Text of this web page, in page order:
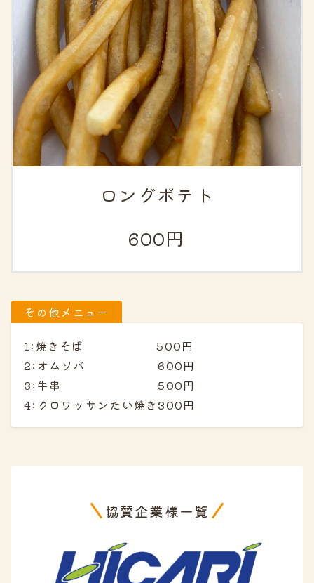
ロングポテト
600円
その他メニュー
1:焼きそば 500円
2:オムソバ 600円
3:牛串 500円
4:クロワッサンたい焼き300円
協賛企業様一覧